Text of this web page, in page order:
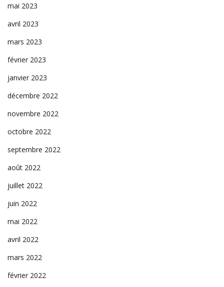
mai 2023
avril 2023
mars 2023
février 2023
janvier 2023
décembre 2022
novembre 2022
octobre 2022
septembre 2022
août 2022
juillet 2022
juin 2022
mai 2022
avril 2022
mars 2022
février 2022